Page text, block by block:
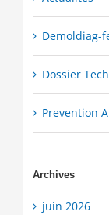
Demoldiag-
Dossier
Prevention
Archives
juin 2026